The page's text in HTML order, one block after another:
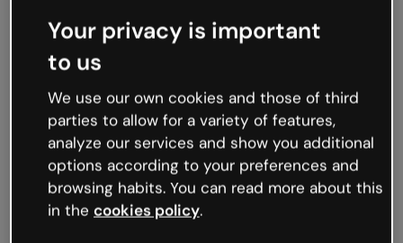
Your privacy is important
to us
We use our own cookies and those of third
parties to allow for a variety of features,
analyze our services and show you additional
options according to your preferences and
browsing habits. You can read more about this
in the cookies policy.